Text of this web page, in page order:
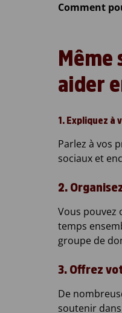
Comment
Même
aider
1. Expliquez à
Parlez à vos
sociaux et
2.
Vous pouvez
temps
groupe de
3. Offrez
De
soutenir